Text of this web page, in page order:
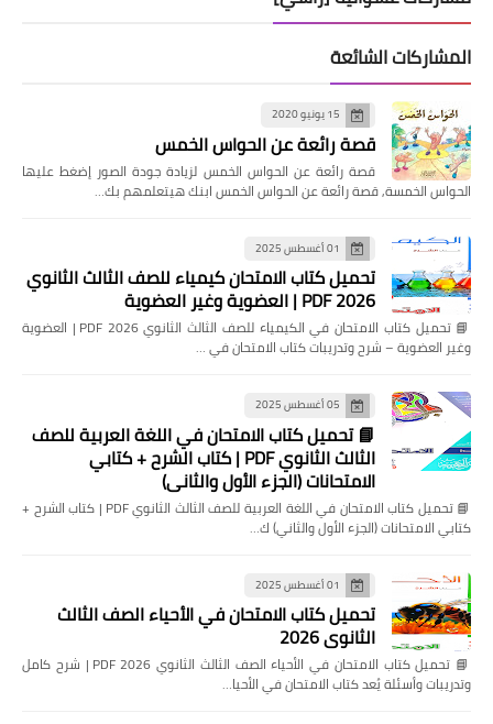
المشاركات الشائعة
15 يونيو 2020
قصة رائعة عن الحواس الخمس
قصة رائعة عن الحواس الخمس لزيادة جودة الصور إضغط عليها
الحواس الخمسة, قصة رائعة عن الحواس الخمس ابنك هيتعلمهم بك…
01 أغسطس 2025
تحميل كتاب الامتحان كيمياء للصف الثالث الثانوي
2026 PDF | العضوية وغير العضوية
📘 تحميل كتاب الامتحان في الكيمياء للصف الثالث الثانوي 2026 PDF | العضوية
وغير العضوية – شرح وتدريبات كتاب الامتحان في …
05 أغسطس 2025
📘 تحميل كتاب الامتحان في اللغة العربية للصف
الثالث الثانوي PDF | كتاب الشرح + كتابي
الامتحانات (الجزء الأول والثاني)
📘 تحميل كتاب الامتحان في اللغة العربية للصف الثالث الثانوي PDF | كتاب الشرح +
كتابي الامتحانات (الجزء الأول والثاني) ك…
01 أغسطس 2025
تحميل كتاب الامتحان في الأحياء الصف الثالث
الثانوي 2026
📘 تحميل كتاب الامتحان في الأحياء الصف الثالث الثانوي 2026 PDF | شرح كامل
وتدريبات وأسئلة يُعد كتاب الامتحان في الأحيا…